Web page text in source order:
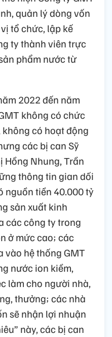
quản lý dòng vốn
tổ chức, lập kế
ty thành viên trực
phẩm nước từ
2022 đến năm
không có chức
có hoạt động
các bị can Sỹ
Hồng Nhung, Trần
thông tin gian dối
nguồn tiền 40.000 tỷ
sản xuất kinh
các công ty trong
ở mức cao; các
vào hệ thống GMT
nước ion kiềm,
làm cho người nhà,
thưởng; các nhà
sẽ nhận lợi nhuận
này, các bị can